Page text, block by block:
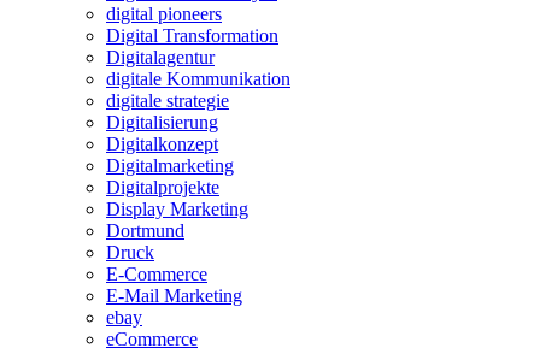
digital pioneers
Digital Transformation
Digitalagentur
digitale Kommunikation
digitale strategie
Digitalisierung
Digitalkonzept
Digitalmarketing
Digitalprojekte
Display Marketing
Dortmund
Druck
E-Commerce
E-Mail Marketing
ebay
eCommerce